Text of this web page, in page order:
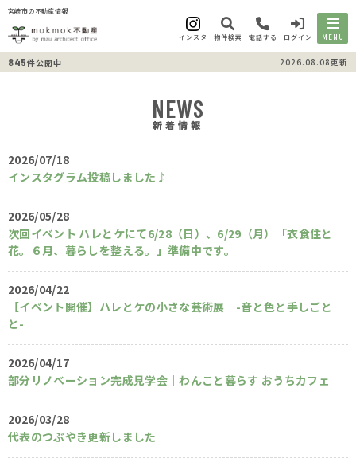
宮崎市の不動産情報
インスタ 物件検索 電話する ログイン MENU
845件公開中 2026.08.08更新
NEWS
新着情報
2026/07/18
インスタグラム投稿しました♪
2026/05/28
次回イベント ハレとケにて6/28（日）、6/29（月）「衣食住と
花。６月、暮らしを整える。」準備中です。
2026/04/22
【イベント開催】ハレとケの小さな芸術展 -音と色と手しごと
と-
2026/04/17
部分リノベーション完成見学会｜わんこと暮らす おうちカフェ
2026/03/28
代表のつぶやき更新しました